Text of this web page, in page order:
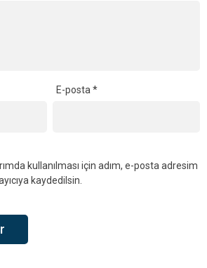
E-posta*
kullanılması için adım, e-posta adresim
kaydedilsin.